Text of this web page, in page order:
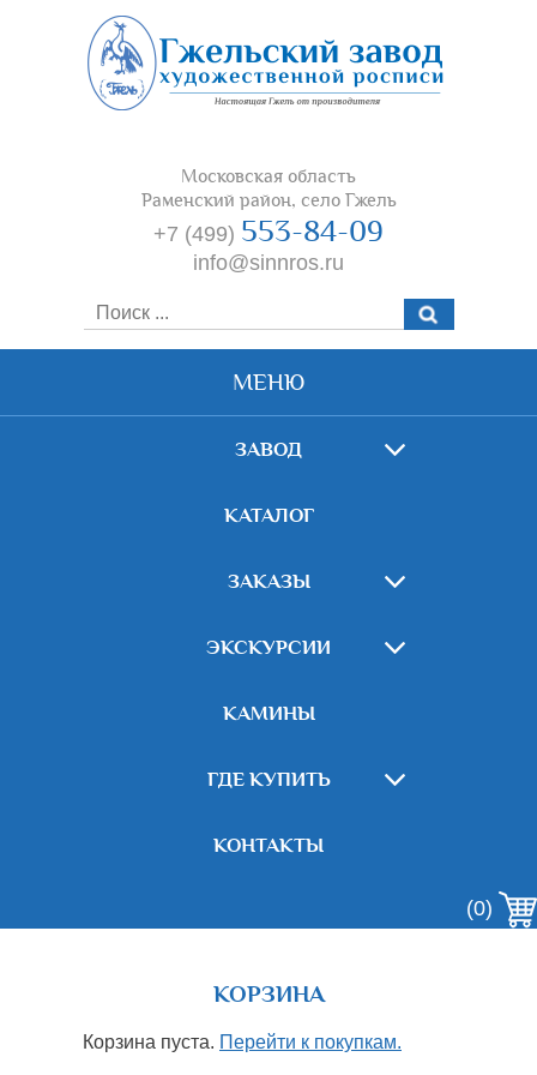
Московская область
Раменский район, село Гжель
+7 (499) 553-84-09
info@sinnros.ru
МЕНЮ
ЗАВОД
КАТАЛОГ
ЗАКАЗЫ
ЭКСКУРСИИ
КАМИНЫ
ГДЕ КУПИТЬ
КОНТАКТЫ
(0)
КОРЗИНА
Корзина пуста. Перейти к покупкам.